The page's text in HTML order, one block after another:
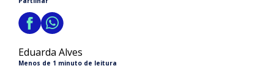
Eduarda Alves
Menos de 1 minuto de leitura